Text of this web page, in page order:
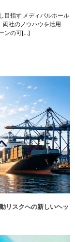
目指す メディパルホール
両社のノウハウを活用
ンの可[…]
リスクへの新しいヘッ